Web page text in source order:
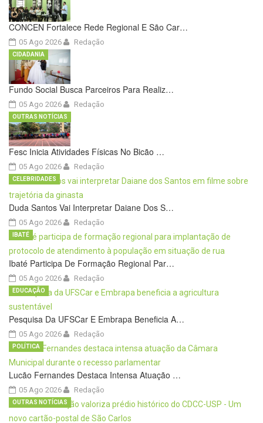
CONCEN Fortalece Rede Regional E São Car…
05 Ago 2026 Redação
Fundo Social Busca Parceiros Para Realiz…
05 Ago 2026
CIDADANIA
Redação
Fesc Inicia Atividades Físicas No Bicão …
05 Ago 2026
OUTRAS NOTÍCIAS
Redação
Duda Santos Vai Interpretar Daiane Dos S…
05 Ago 2026
CELEBRIDADES
Redação
Ibaté Participa De Formação Regional Par…
05 Ago 2026
IBATÉ
Redação
Pesquisa Da UFSCar E Embrapa Beneficia A…
05 Ago 2026
EDUCAÇÃO
Redação
Lucão Fernandes Destaca Intensa Atuação …
05 Ago 2026
POLÍTICA
Redação
OUTRAS NOTÍCIAS